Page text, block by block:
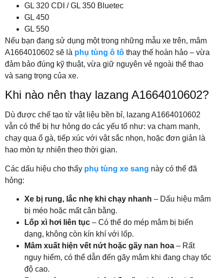
GL 320 CDI / GL 350 Bluetec
GL 450
GL 550
Nếu bạn đang sử dụng một trong những mẫu xe trên, mâm
A1664010602 sẽ là phụ tùng ô tô thay thế hoàn hảo – vừa
đảm bảo đúng kỹ thuật, vừa giữ nguyên vẻ ngoài thể thao
và sang trọng của xe.
Khi nào nên thay lazang A1664010602?
Dù được chế tạo từ vật liệu bền bỉ, lazang A1664010602
vẫn có thể bị hư hỏng do các yếu tố như: va chạm mạnh,
chạy qua ổ gà, tiếp xúc với vật sắc nhọn, hoặc đơn giản là
hao mòn tự nhiên theo thời gian.
Các dấu hiệu cho thấy phụ tùng xe sang này có thể đã
hỏng:
Xe bị rung, lắc nhẹ khi chạy nhanh – Dấu hiệu mâm
bị méo hoặc mất cân bằng.
Lốp xì hơi liên tục – Có thể do mép mâm bị biến
dạng, không còn kín khí với lốp.
Mâm xuất hiện vết nứt hoặc gãy nan hoa – Rất
nguy hiểm, có thể dẫn đến gãy mâm khi đang chạy tốc
độ cao.